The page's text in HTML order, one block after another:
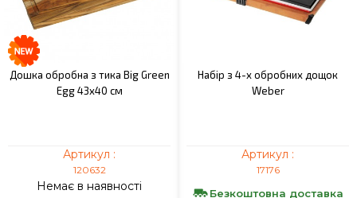
Дошка обробна з тика Big Green
Egg 43x40 см
Артикул :
120632
Немає в наявності
Набір з 4-х обробних дощок
Weber
Артикул :
17176
Безкоштовна доставка